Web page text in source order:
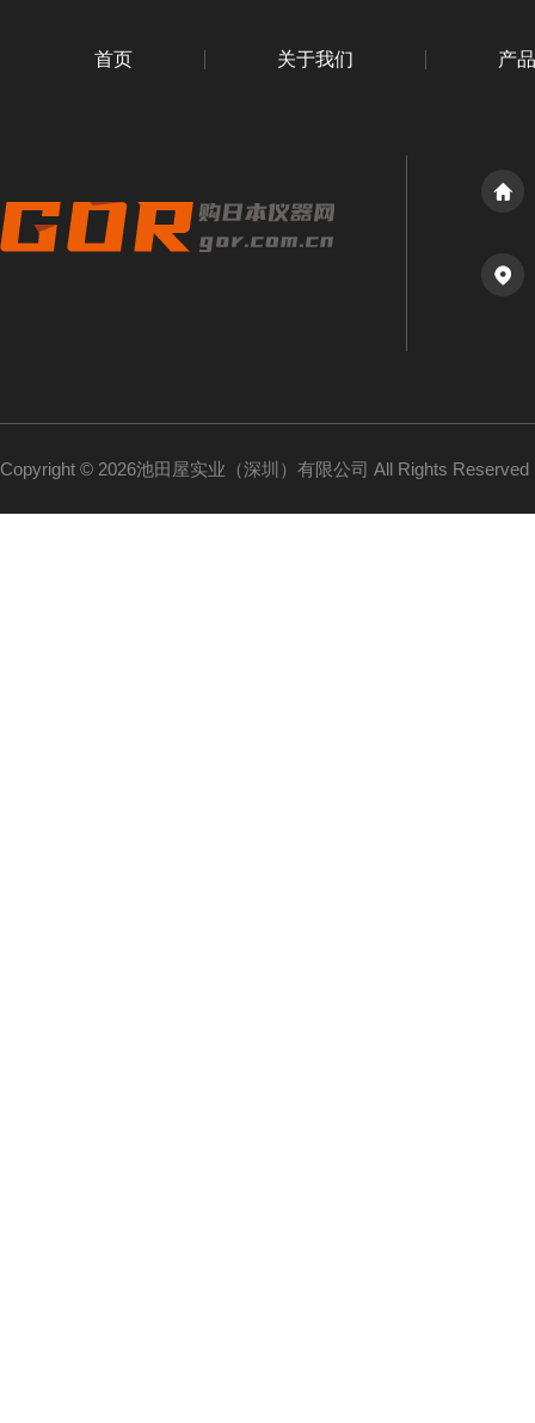
首页 关于我们 产
Copyright © 2026池田屋实业（深圳）有限公司 All Rights